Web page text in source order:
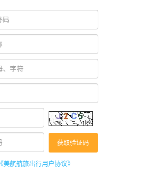
《美航航旅出行用户协议》